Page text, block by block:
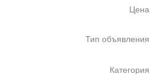
Цена
Тип объявления
Категория